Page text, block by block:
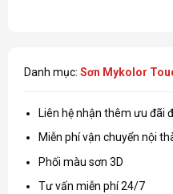
Danh mục: Sơn Mykolor
Liên hệ nhận thêm ưu đãi
Miễn phí vận chuyển nội
Phối màu sơn 3D
Tư vấn miễn phí 24/7